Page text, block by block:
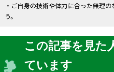
・ご自身の技術や体力に合った無理
う。
この記事を見た
ています